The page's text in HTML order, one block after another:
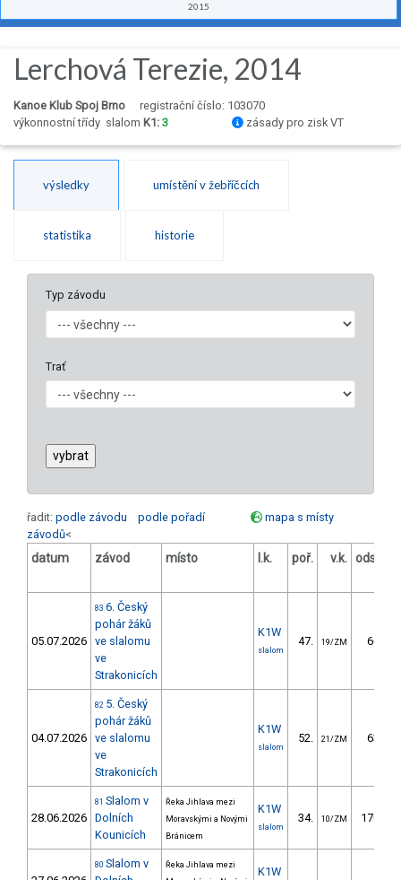
2015
Lerchová Terezie, 2014
Kanoe Klub Spoj Brno
registrační číslo: 103070
výkonnostní třídy slalom K1: 3 zásady pro zisk VT
výsledky umístění v žebříčcích
statistika historie
Typ závodu
Trať
řadit: podle závodu podle pořadí
mapa s místy
závodů<
datum závod místo l.k. poř. v.k. odstup
05.07.2026
83 6. Český
pohár žáků
ve slalomu
ve
Strakonicích
K1W
slalom
47. 19/ZM 60.26
04.07.2026
82 5. Český
pohár žáků
ve slalomu
ve
Strakonicích
K1W
slalom
52. 21/ZM 63.03
28.06.2026
81 Slalom v
Dolních
Kounicích
Řeka Jihlava mezi
Moravskými a Novými
Bránicem
K1W
slalom
34. 10/ZM 170.40
80 Slalom v
Řeka Jihlava mezi
K1W